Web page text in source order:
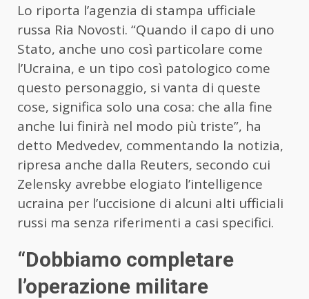
Lo riporta l’agenzia di stampa ufficiale
russa Ria Novosti. “Quando il capo di uno
Stato, anche uno così particolare come
l’Ucraina, e un tipo così patologico come
questo personaggio, si vanta di queste
cose, significa solo una cosa: che alla fine
anche lui finirà nel modo più triste”, ha
detto Medvedev, commentando la notizia,
ripresa anche dalla Reuters, secondo cui
Zelensky avrebbe elogiato l’intelligence
ucraina per l’uccisione di alcuni alti ufficiali
russi ma senza riferimenti a casi specifici.
“Dobbiamo completare
l’operazione militare